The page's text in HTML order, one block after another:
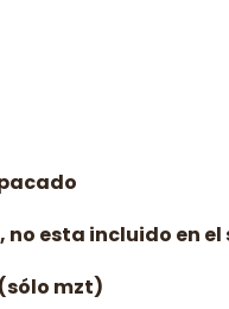
esta incluido en
mzt)